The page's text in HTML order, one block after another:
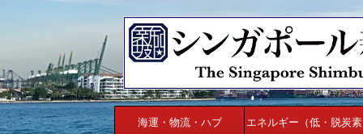
海運・物流・ハブ エネルギー（低・脱炭